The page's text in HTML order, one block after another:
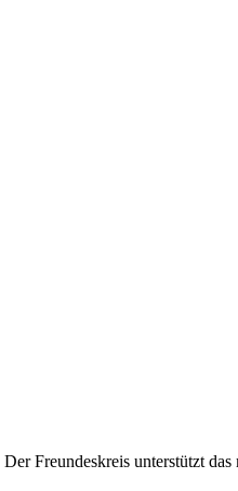
Der Freundeskreis unterstützt